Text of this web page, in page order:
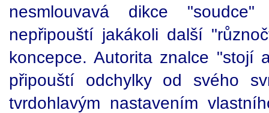
nesmlouvavá dikce
nepřipouští jakákoli další
koncepce. Autorita znalce
připouští odchylky od svého
tvrdohlavým nastavením